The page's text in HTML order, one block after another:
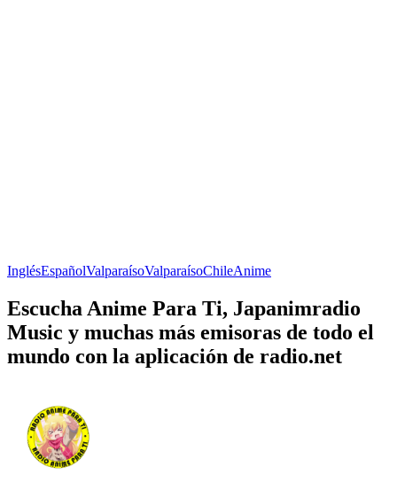
InglésEspañolValparaísoValparaísoChileAnime
Escucha Anime Para Ti, Japanimradio
Music y muchas más emisoras de todo el
mundo con la aplicación de radio.net